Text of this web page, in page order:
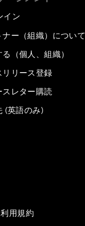
イン
ナー（組織）につい
（個人、組織）
リリース登録
スレター購読
(英語のみ)
用規約